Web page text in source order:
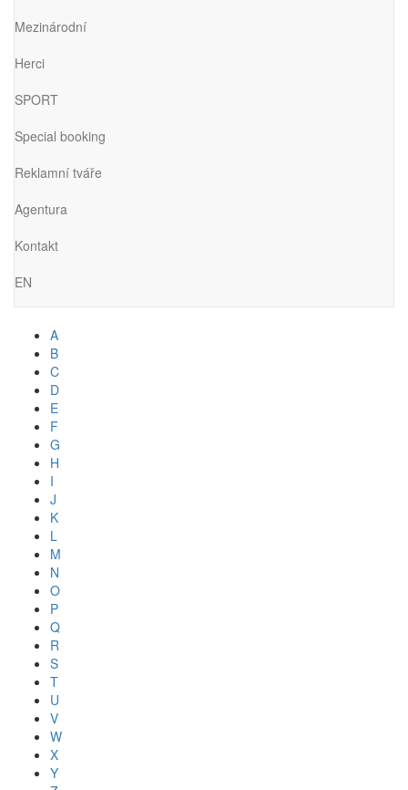
Mezinárodní
Herci
SPORT
Special booking
Reklamní tváře
Agentura
Kontakt
EN
A
B
C
D
E
F
G
H
I
J
K
L
M
N
O
P
Q
R
S
T
U
V
W
X
Y